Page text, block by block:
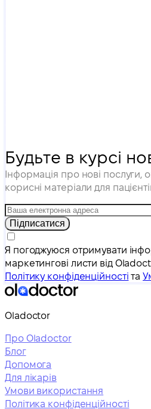
Будьте в курсі
Інформація про нові послуги,
корисні матеріали для
Підписатися
Я погоджуюся отримувати
маркетингові листи від
Політику конфіденційності та
Oladoctor
Про Oladoctor
Блог
Допомога
Для лікарів
Умови використання
Політика конфіденційності